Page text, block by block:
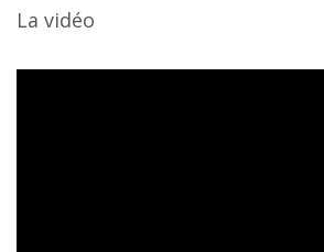
La vidéo